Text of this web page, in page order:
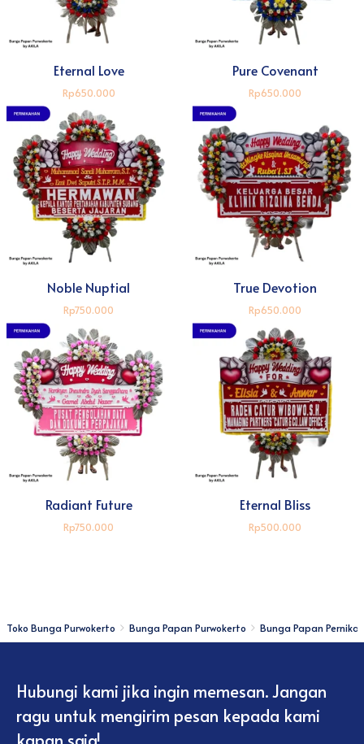
Eternal Love
Rp650.000
Pure Covenant
Rp650.000
Noble Nuptial
Rp750.000
True Devotion
Rp650.000
Radiant Future
Rp750.000
Eternal Bliss
Rp500.000
Toko Bunga Purwokerto Bunga Papan Purwokerto Bunga Papan
Hubungi kami jika ingin memesan. Jangan
ragu untuk mengirim pesan kepada kami